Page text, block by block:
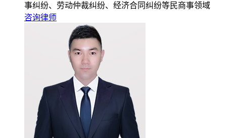
事纠纷、劳动仲裁纠纷、经济合同纠纷等民商事领域
咨询律师